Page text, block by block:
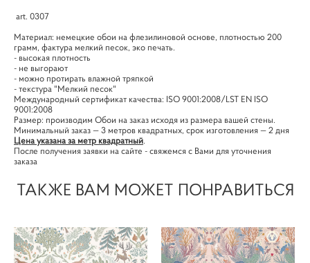
art. 0307
Материал: немецкие обои на флезилиновой основе, плотностью 200
грамм, фактура мелкий песок, эко печать.
- высокая плотность
- не выгорают
- можно протирать влажной тряпкой
- текстура "Мелкий песок"
Международный сертификат качества: ISO 9001:2008/LST EN ISO
9001:2008
Размер: производим Обои на заказ исходя из размера вашей стены.
Минимальный заказ — 3 метров квадратных, срок изготовления — 2 дня
Цена указана за метр квадратный.
После получения заявки на сайте - свяжемся с Вами для уточнения
заказа
ТАКЖЕ ВАМ МОЖЕТ ПОНРАВИТЬСЯ